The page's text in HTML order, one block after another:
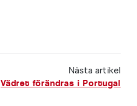
Nästa artikel
Vädret förändras i Portugal